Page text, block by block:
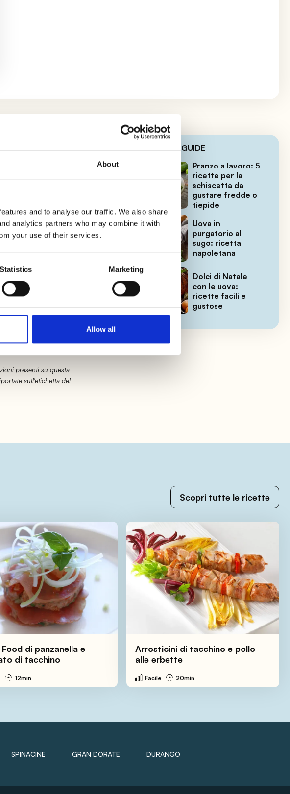
About
and to analyse our traffic. We also share
analytics partners who may combine it with
your use of their services.
Statistics Marketing
Allow all
dipetto di
presenti su questa
sull'etichetta del
LE ULTIME GUIDE
Pranzo a lavoro: 5
ricette per la
schiscetta da
gustare fredde o
tiepide
Uova in
purgatorio al
sugo: ricetta
napoletana
Dolci di Natale
con le uova:
ricette facili e
gustose
Scopri tutte le ricette
di panzanella e
di tacchino
12min
Arrosticini di tacchino e pollo
alle erbette
Facile 20min
SPINACINE GRAN DORATE DURANGO